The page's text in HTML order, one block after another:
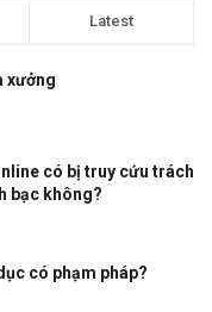
Latest
xưởng
có bị truy cứu trách
bạc không?
có phạm pháp?